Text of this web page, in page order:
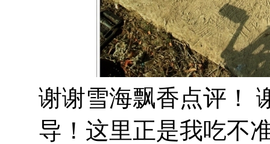
谢谢雪海飘香点评！
导！这里正是我吃不